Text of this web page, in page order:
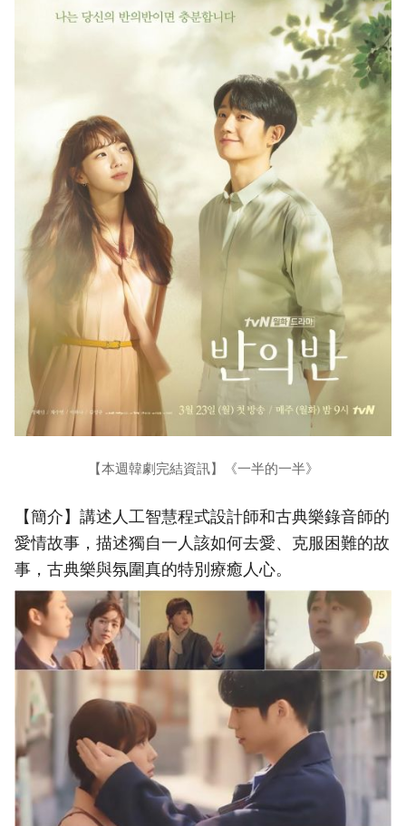
【本週韓劇完結資訊】《一半的一半》
【簡介】講述人工智慧程式設計師和古典樂錄音師的
愛情故事，描述獨自一人該如何去愛、克服困難的故
事，古典樂與氛圍真的特別療癒人心。